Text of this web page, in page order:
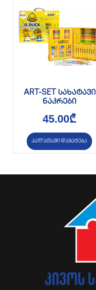
ART-SET სახატავი
ნაკრები
45.00₾
კალათაში დამატება